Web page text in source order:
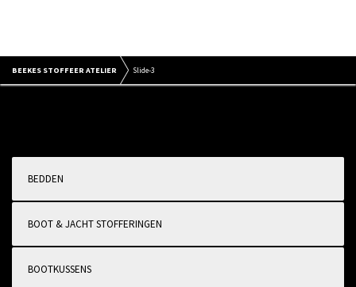
BEEKES STOFFEER ATELIER Slide-3
BEDDEN
BOOT & JACHT STOFFERINGEN
BOOTKUSSENS